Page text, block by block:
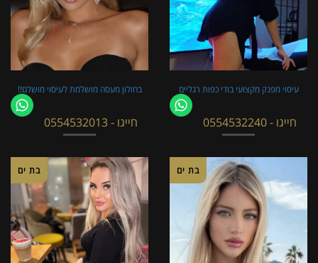
בחולון מעסה מושלמת לעיסוי מושלם!!
חייגו - 0554532013
עיסוי מפנק מקצועי בודי כפות רגליים
חייגו - 0554532240
בת ים בת ים